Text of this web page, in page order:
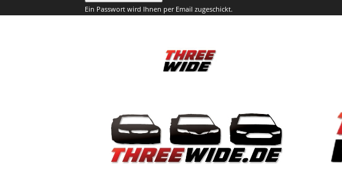
Ein Passwort wird Ihnen per Email zugeschickt.